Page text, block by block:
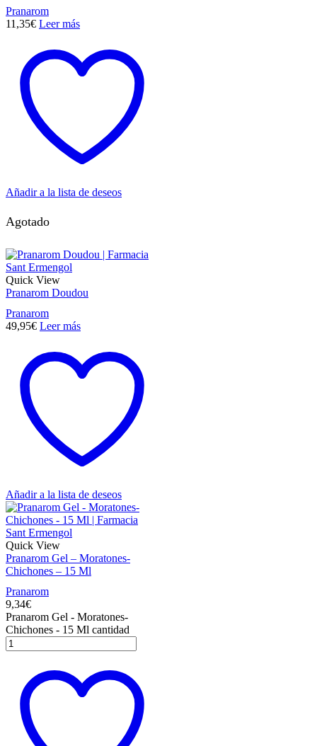
Pranarom
11,35€ Leer más
Añadir a la lista de deseos
Agotado
Quick View
Pranarom Doudou
Pranarom
49,95€ Leer más
Añadir a la lista de deseos
Quick View
Pranarom Gel – Moratones-
Chichones – 15 Ml
Pranarom
9,34€
Pranarom Gel - Moratones-
Chichones - 15 Ml cantidad